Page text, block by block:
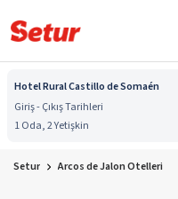
Hotel Rural Castillo de Somaén
Giriş - Çıkış Tarihleri
1 Oda, 2 Yetişkin
Setur Arcos de Jalon Otelleri